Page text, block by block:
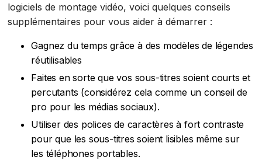
logiciels de montage vidéo, voici quelques conseils
supplémentaires pour vous aider à démarrer :
Gagnez du temps grâce à des modèles de légendes
réutilisables
Faites en sorte que vos sous-titres soient courts et
percutants (considérez cela comme un conseil de
pro pour les médias sociaux).
Utiliser des polices de caractères à fort contraste
pour que les sous-titres soient lisibles même sur
les téléphones portables.